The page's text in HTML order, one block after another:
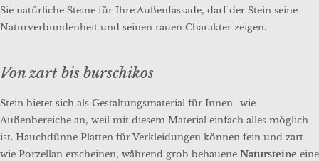
Sie natürliche Steine für Ihre Außenfassade, darf der Stein seine
Naturverbundenheit und seinen rauen Charakter zeigen.
Von zart bis burschikos
Stein bietet sich als Gestaltungsmaterial für Innen- wie
Außenbereiche an, weil mit diesem Material einfach alles möglich
ist. Hauchdünne Platten für Verkleidungen können fein und zart
wie Porzellan erscheinen, während grob behauene Natursteine eine